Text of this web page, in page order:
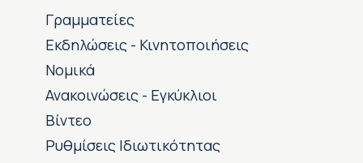
Γραμματείες
Εκδηλώσεις - Κινητοποιήσεις
Νομικά
Ανακοινώσεις - Εγκύκλιοι
Βίντεο
Ρυθμίσεις Ιδιωτικότητας